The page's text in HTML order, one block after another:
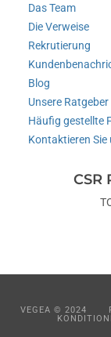
Das Team
Die Verweise
Rekrutierung
Blog
Unsere Ratgeber
Häufig gestellte
Kontaktieren Sie
VEGEA © 2024